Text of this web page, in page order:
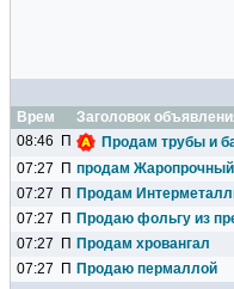
Время Заголовок
08:46
П Продам трубы и
07:27
П продам
07:27
П Продам
07:27
П Продаю фольгу из
07:27
П Продам хровангал
07:27
П Продаю пермаллой